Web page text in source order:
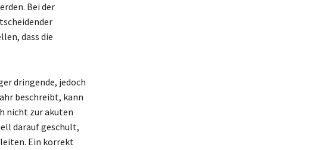
Bei der
dass die
dringende, jedoch
beschreibt, kann
nicht zur akuten
darauf geschult,
Ein korrekt